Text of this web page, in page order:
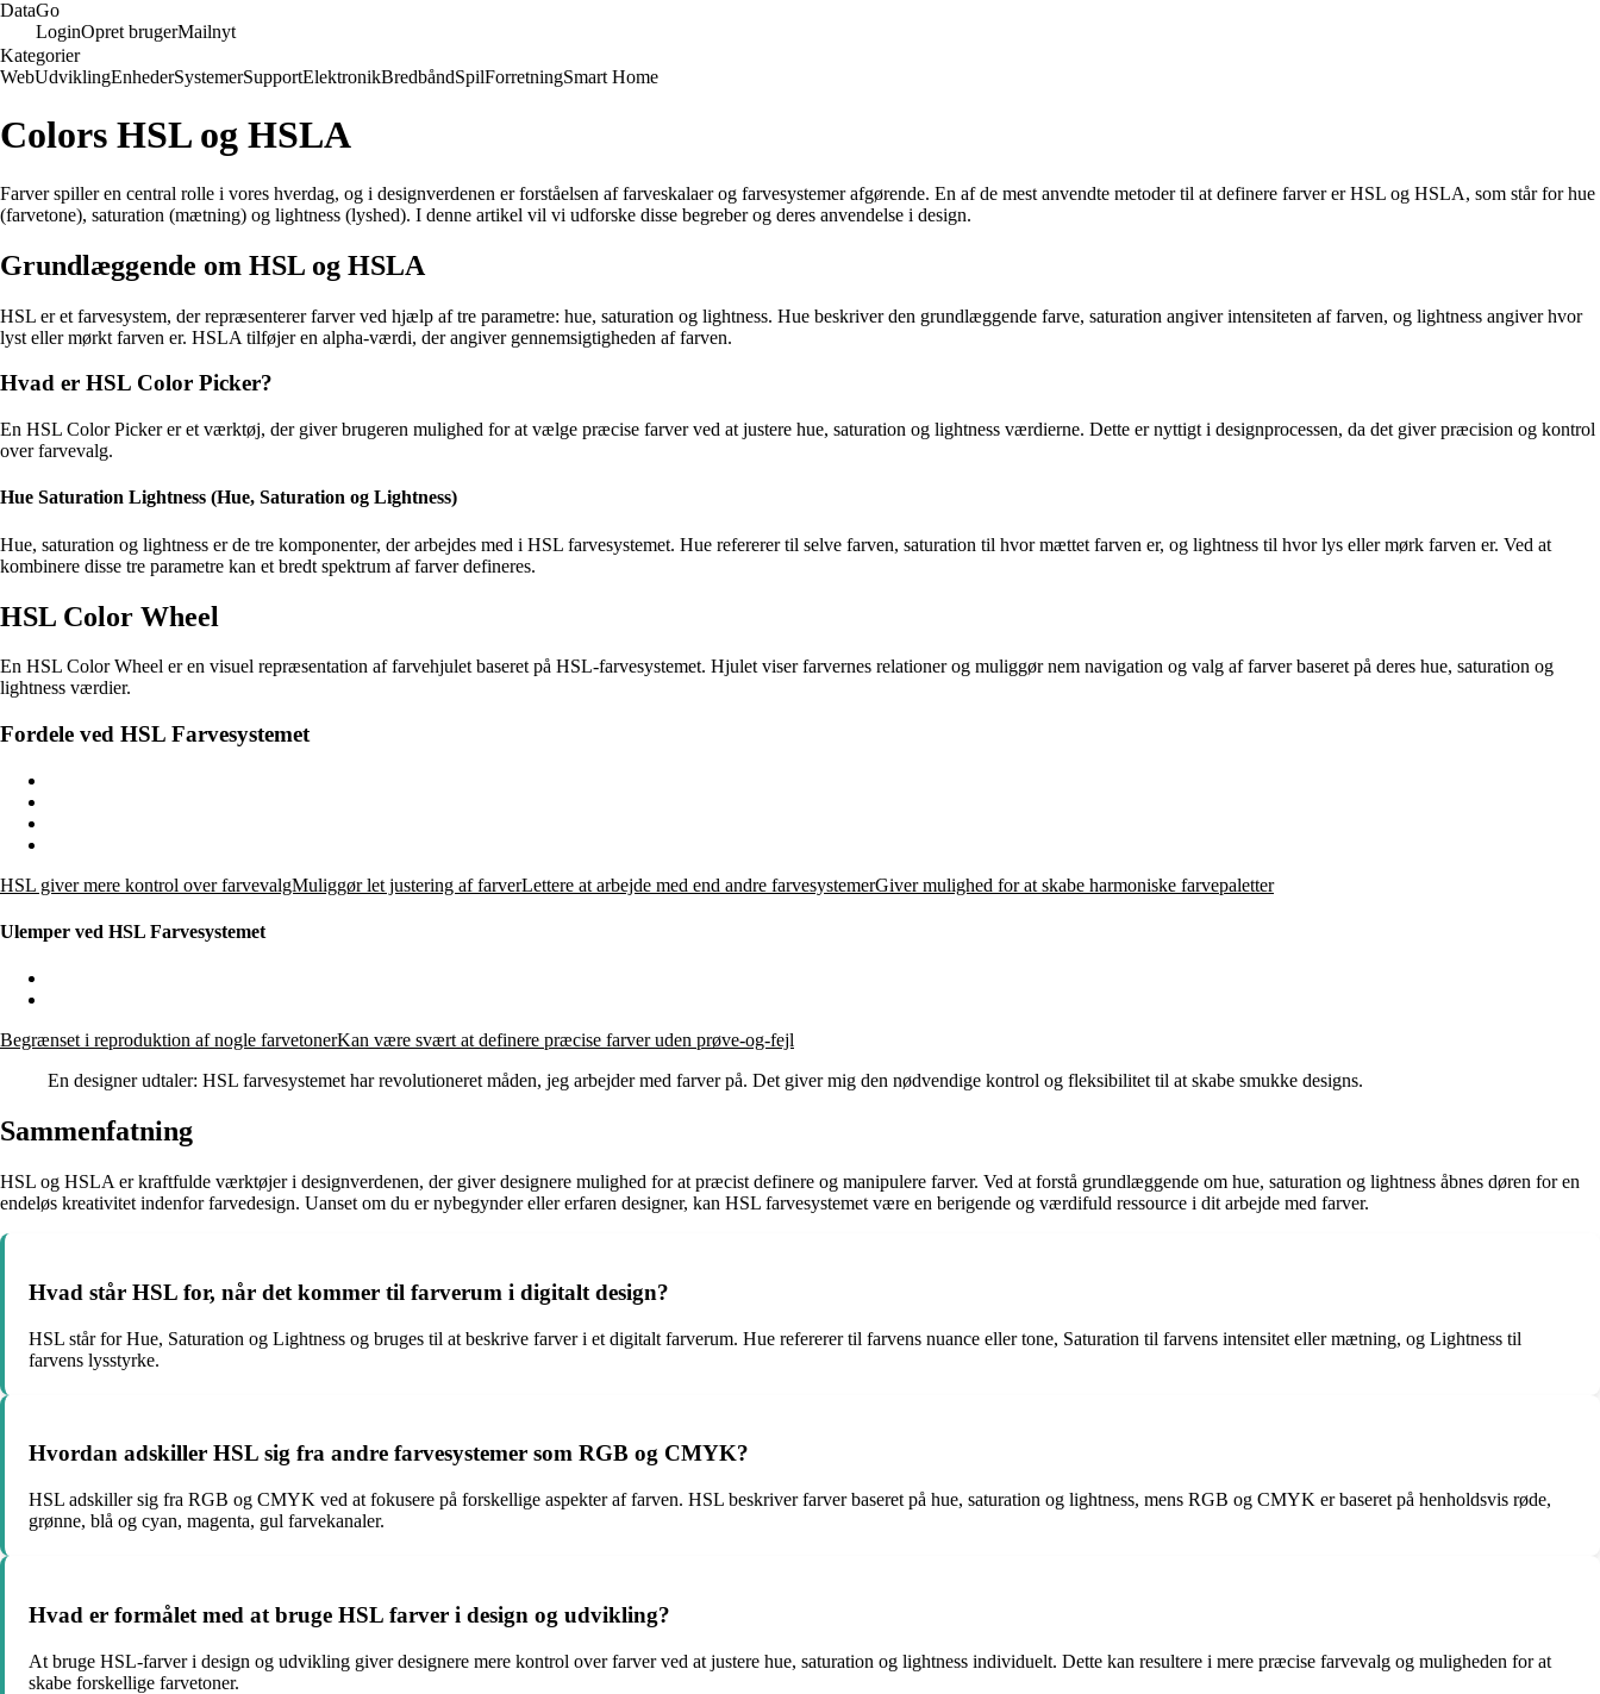
DataGo
LoginOpret brugerMailnyt
Kategorier
WebUdviklingEnhederSystemerSupportElektronikBredbåndSpilForretningSmart Home
Colors HSL og HSLA
Farver spiller en central rolle i vores hverdag, og i designverdenen er forståelsen af farveskalaer og farvesystemer afgørende. En af de mest anvendte metoder til at definere farver er HSL og HSLA, som står for hue
(farvetone), saturation (mætning) og lightness (lyshed). I denne artikel vil vi udforske disse begreber og deres anvendelse i design.
Grundlæggende om HSL og HSLA
HSL er et farvesystem, der repræsenterer farver ved hjælp af tre parametre: hue, saturation og lightness. Hue beskriver den grundlæggende farve, saturation angiver intensiteten af farven, og lightness angiver hvor
lyst eller mørkt farven er. HSLA tilføjer en alpha-værdi, der angiver gennemsigtigheden af farven.
Hvad er HSL Color Picker?
En HSL Color Picker er et værktøj, der giver brugeren mulighed for at vælge præcise farver ved at justere hue, saturation og lightness værdierne. Dette er nyttigt i designprocessen, da det giver præcision og kontrol
over farvevalg.
Hue Saturation Lightness (Hue, Saturation og Lightness)
Hue, saturation og lightness er de tre komponenter, der arbejdes med i HSL farvesystemet. Hue refererer til selve farven, saturation til hvor mættet farven er, og lightness til hvor lys eller mørk farven er. Ved at
kombinere disse tre parametre kan et bredt spektrum af farver defineres.
HSL Color Wheel
En HSL Color Wheel er en visuel repræsentation af farvehjulet baseret på HSL-farvesystemet. Hjulet viser farvernes relationer og muliggør nem navigation og valg af farver baseret på deres hue, saturation og
lightness værdier.
Fordele ved HSL Farvesystemet
HSL giver mere kontrol over farvevalgMuliggør let justering af farverLettere at arbejde med end andre farvesystemerGiver mulighed for at skabe harmoniske farvepaletter
Ulemper ved HSL Farvesystemet
Begrænset i reproduktion af nogle farvetonerKan være svært at definere præcise farver uden prøve-og-fejl
En designer udtaler: HSL farvesystemet har revolutioneret måden, jeg arbejder med farver på. Det giver mig den nødvendige kontrol og fleksibilitet til at skabe smukke designs.
Sammenfatning
HSL og HSLA er kraftfulde værktøjer i designverdenen, der giver designere mulighed for at præcist definere og manipulere farver. Ved at forstå grundlæggende om hue, saturation og lightness åbnes døren for en
endeløs kreativitet indenfor farvedesign. Uanset om du er nybegynder eller erfaren designer, kan HSL farvesystemet være en berigende og værdifuld ressource i dit arbejde med farver.
Hvad står HSL for, når det kommer til farverum i digitalt design?
HSL står for Hue, Saturation og Lightness og bruges til at beskrive farver i et digitalt farverum. Hue refererer til farvens nuance eller tone, Saturation til farvens intensitet eller mætning, og Lightness til
farvens lysstyrke.
Hvordan adskiller HSL sig fra andre farvesystemer som RGB og CMYK?
HSL adskiller sig fra RGB og CMYK ved at fokusere på forskellige aspekter af farven. HSL beskriver farver baseret på hue, saturation og lightness, mens RGB og CMYK er baseret på henholdsvis røde,
grønne, blå og cyan, magenta, gul farvekanaler.
Hvad er formålet med at bruge HSL farver i design og udvikling?
At bruge HSL-farver i design og udvikling giver designere mere kontrol over farver ved at justere hue, saturation og lightness individuelt. Dette kan resultere i mere præcise farvevalg og muligheden for at
skabe forskellige farvetoner.